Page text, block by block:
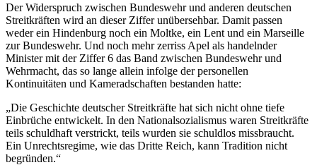
Der Widerspruch zwischen Bundeswehr und anderen deutschen
Streitkräften wird an dieser Ziffer unübersehbar. Damit passen
weder ein Hindenburg noch ein Moltke, ein Lent und ein Marseille
zur Bundeswehr. Und noch mehr zerriss Apel als handelnder
Minister mit der Ziffer 6 das Band zwischen Bundeswehr und
Wehrmacht, das so lange allein infolge der personellen
Kontinuitäten und Kameradschaften bestanden hatte:
„Die Geschichte deutscher Streitkräfte hat sich nicht ohne tiefe
Einbrüche entwickelt. In den Nationalsozialismus waren Streitkräfte
teils schuldhaft verstrickt, teils wurden sie schuldlos missbraucht.
Ein Unrechtsregime, wie das Dritte Reich, kann Tradition nicht
begründen.“